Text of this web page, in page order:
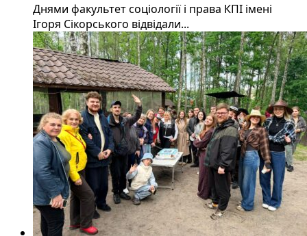
Днями факультет соціології і права КПІ імені
Ігоря Сікорського відвідали...